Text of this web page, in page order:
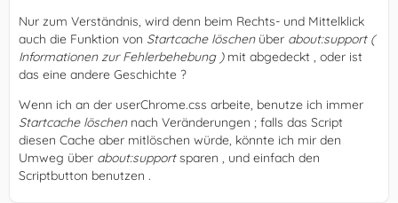
Nur zum Verständnis, wird denn beim Rechts- und Mittelklick
auch die Funktion von Startcache löschenüber about:support (
Informationen zur Fehlerbehebung ) mit abgedeckt , oder ist
das eine andere Geschichte ?
Wenn ich an der userChrome.css arbeite, benutze ich immer
Startcache löschen nach Veränderungen ; falls das Script
diesen Cache aber mitlöschen würde, könnte ich mir den
Umweg über about:supportsparen , und einfach den
Scriptbutton benutzen .